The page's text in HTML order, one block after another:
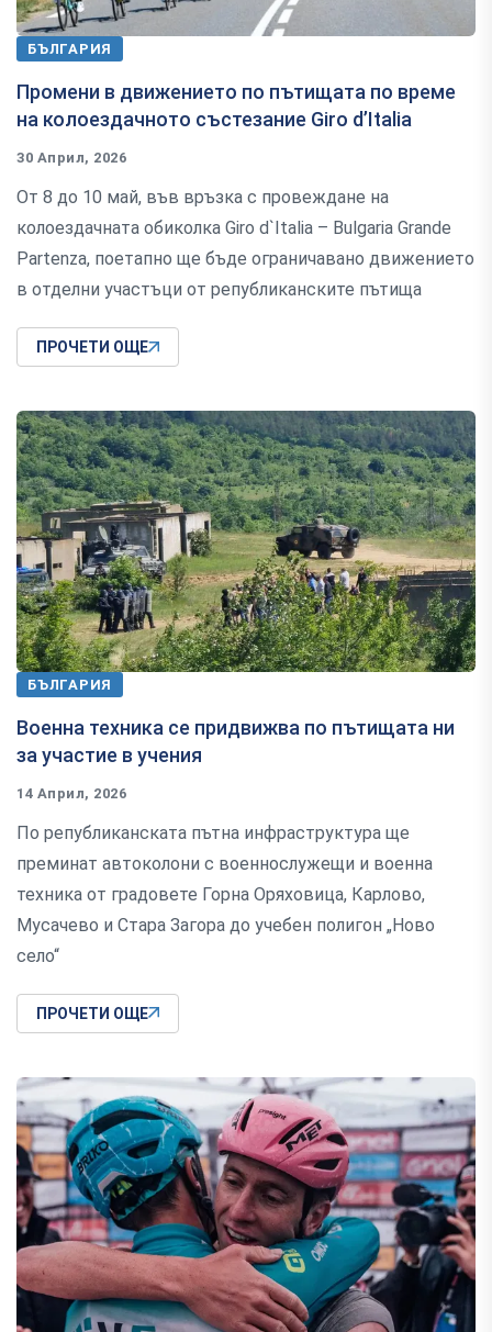
БЪЛГАРИЯ
Промени в движението по пътищата по време
на колоездачното състезание Giro d’Italia
30 Април, 2026
От 8 до 10 май, във връзка с провеждане на
колоездачната обиколка Giro d`Italia – Bulgaria Grande
Partenza, поетапно ще бъде ограничавано движението
в отделни участъци от републиканските пътища
ПРОЧЕТИ ОЩЕ
БЪЛГАРИЯ
Военна техника се придвижва по пътищата ни
за участие в учения
14 Април, 2026
По републиканската пътна инфраструктура ще
преминат автоколони с военнослужещи и военна
техника от градовете Горна Оряховица, Карлово,
Мусачево и Стара Загора до учебен полигон „Ново
село“
ПРОЧЕТИ ОЩЕ